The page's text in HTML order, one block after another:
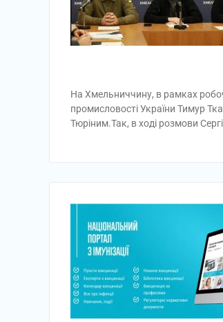
На Хмельниччину, в рамках
промисловості України Тимур
Тюріним.Так, в ході розмови